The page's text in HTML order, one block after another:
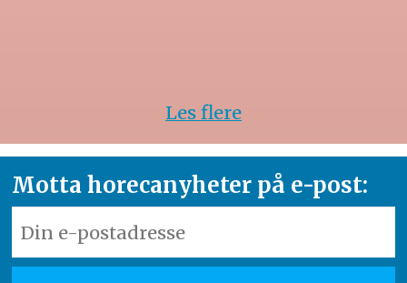
Les flere
Motta horecanyheter på e-post: